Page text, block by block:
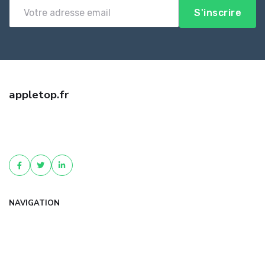
S'inscrire
appletop.fr
NAVIGATION